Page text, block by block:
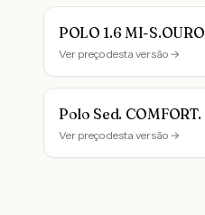
POLO 1.6 MI-
Ver preço desta versão →
Polo Sed.
Ver preço desta versão →